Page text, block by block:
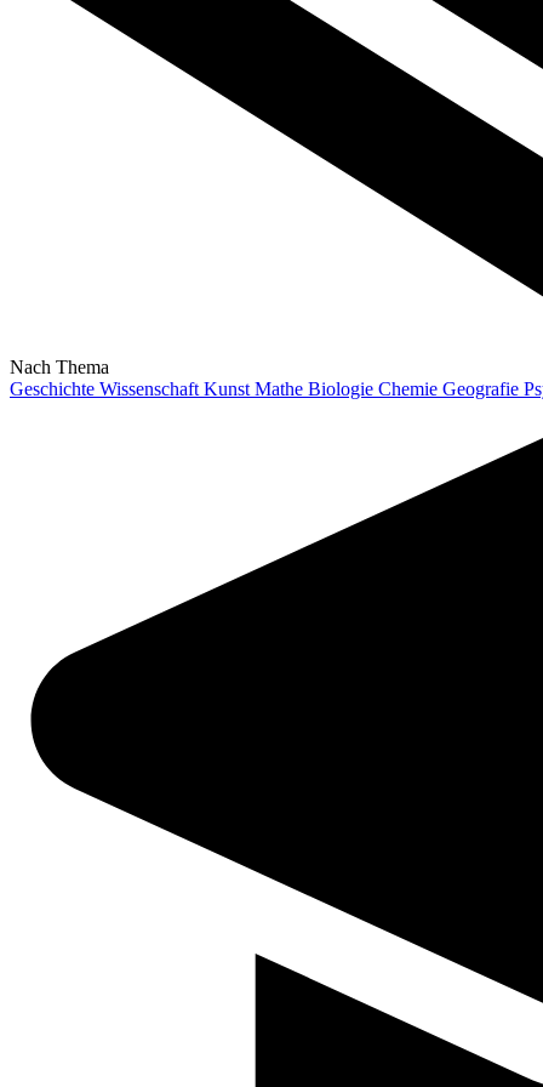
Nach Thema
Geschichte Wissenschaft Kunst Mathe Biologie Chemie Geografie